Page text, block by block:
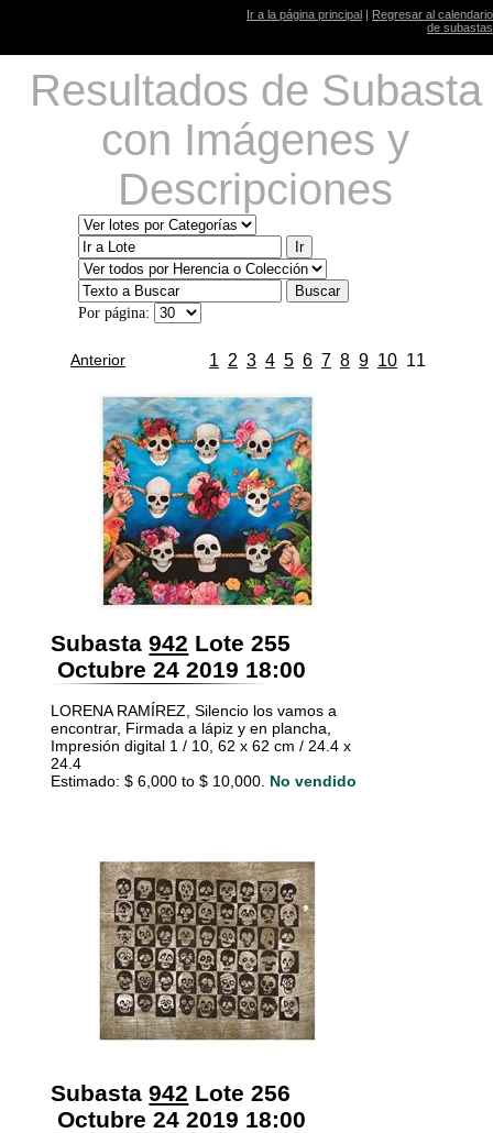
Ir a la página principal | Regresar al calendario
de subastas
Resultados de Subasta
con Imágenes y
Descripciones
Por página:
Anterior 1 2 3 4 5 6 7 8 9 10 11
Subasta 942 Lote 255
Octubre 24 2019 18:00
LORENA RAMÍREZ, Silencio los vamos a
encontrar, Firmada a lápiz y en plancha,
Impresión digital 1 / 10, 62 x 62 cm / 24.4 x
24.4
Estimado: $ 6,000 to $ 10,000. No vendido
Subasta 942 Lote 256
Octubre 24 2019 18:00